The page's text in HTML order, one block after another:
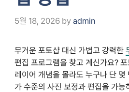
5월 18, 2026 by admin
무거운 포토샵 대신 가볍고 강력한
편집 프로그램을 찾고 계신가요?
레이어 개념을 몰라도 누구나 단 몇
가 수준의 사진 보정과 편집을 가능